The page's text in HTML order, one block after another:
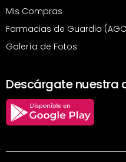
Mis Compras
Farmacias de Guardia
Galería de Fotos
Descárgate nuestra